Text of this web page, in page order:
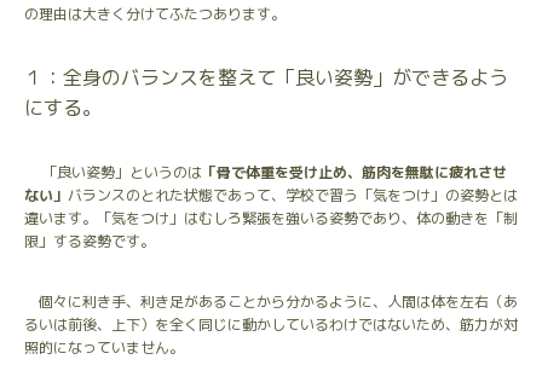
の理由は大きく分けてふたつあります。
１：全身のバランスを整えて「良い姿勢」ができるよう
にする。
「良い姿勢」というのは 「骨で体重を受け止め、筋肉を無駄に疲れさせ
ない」 バランスのとれた状態であって、学校で習う「気をつけ」の姿勢とは
違います。「気をつけ」はむしろ緊張を強いる姿勢であり、体の動きを「制
限」する姿勢です。
個々に利き手、利き足があることから分かるように、人間は体を左右（あ
るいは前後、上下）を全く同じに動かしているわけではないため、筋力が対
照的になっていません。